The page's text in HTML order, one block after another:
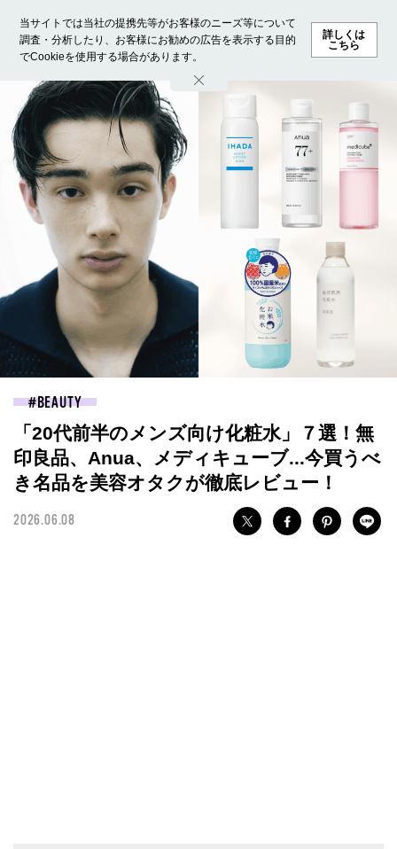
当サイトでは当社の提携先等がお客様のニーズ等について
調査・分析したり、お客様にお勧めの広告を表示する目的
でCookieを使用する場合があります。
詳しくは
こちら
ホーム モデル募集 ランキング ファッション ビューテ
BEAUTY
「20代前半のメンズ向け化粧水」７選！無
印良品、Anua、メディキューブ...今買うべ
き名品を美容オタクが徹底レビュー！
2026.06.08